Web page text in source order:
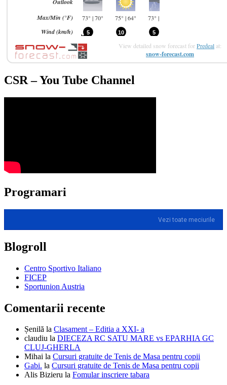
View detailed snow forecast forPredeal at:
snow-forecast.com
CSR – You Tube Channel
Programari
Vezi toate meciurile
Blogroll
Centro Sportivo Italiano
FICEP
Sportunion Austria
Comentarii recente
Șenilă la Clasament – Editia a XXI- a
claudiu la DIECEZA RC SATU MARE vs EPARHIA GC
CLUJ-GHERLA
Mihai la Cursuri gratuite de Tenis de Masa pentru copii
Gabi. la Cursuri gratuite de Tenis de Masa pentru copii
Alis Bizieru la Fomular inscriere tabara